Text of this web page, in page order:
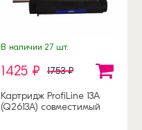
В наличии 27 шт.
1425 ₽ 1753 ₽
Картридж ProfiLine 13A
(Q2613A) совместимый